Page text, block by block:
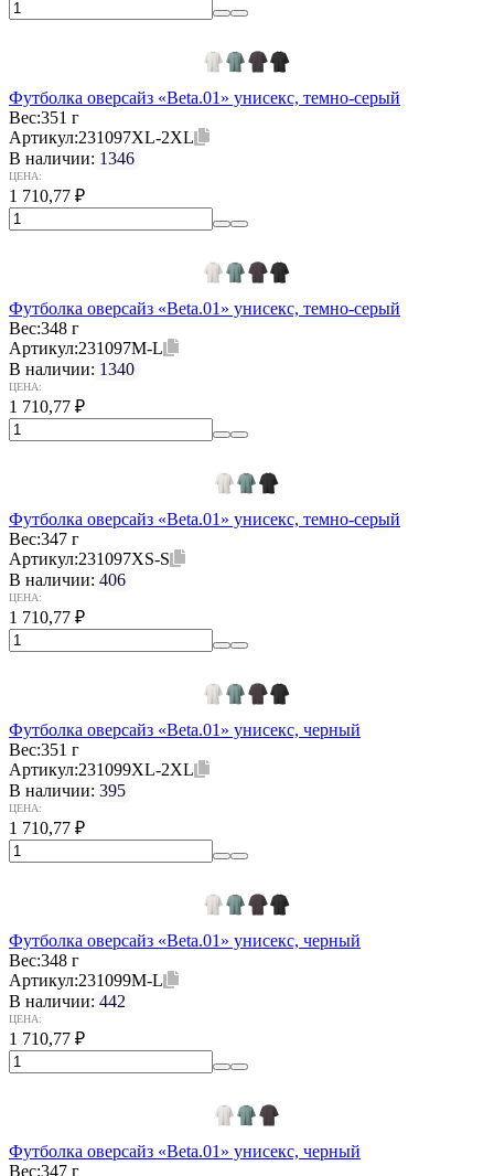
Футболка оверсайз «Beta.01» унисекс, темно-серый
Вес:351 г
Артикул:231097XL-2XL
В наличии: 1346
ЦЕНА:
1 710,77 ₽
Футболка оверсайз «Beta.01» унисекс, темно-серый
Вес:348 г
Артикул:231097M-L
В наличии: 1340
ЦЕНА:
1 710,77 ₽
Футболка оверсайз «Beta.01» унисекс, темно-серый
Вес:347 г
Артикул:231097XS-S
В наличии: 406
ЦЕНА:
1 710,77 ₽
Футболка оверсайз «Beta.01» унисекс, черный
Вес:351 г
Артикул:231099XL-2XL
В наличии: 395
ЦЕНА:
1 710,77 ₽
Футболка оверсайз «Beta.01» унисекс, черный
Вес:348 г
Артикул:231099M-L
В наличии: 442
ЦЕНА:
1 710,77 ₽
Футболка оверсайз «Beta.01» унисекс, черный
Вес:347 г